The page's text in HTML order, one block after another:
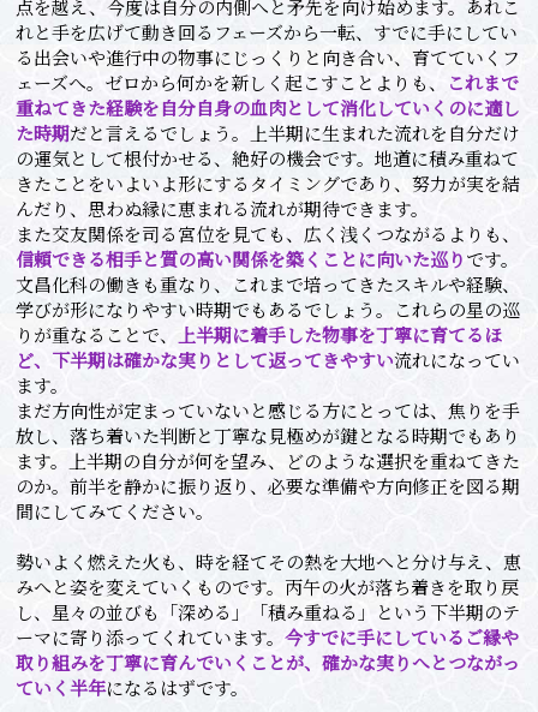
点を越え、今度は自分の内側へと矛先を向け始めます。あれこ
れと手を広げて動き回るフェーズから一転、すでに手にしてい
る出会いや進行中の物事にじっくりと向き合い、育てていくフ
ェーズへ。ゼロから何かを新しく起こすことよりも、
これまで
重ねてきた経験を自分自身の血肉として消化していくのに適し
た時期だと言えるでしょう。上半期に生まれた流れを自分だけ
の運気として根付かせる、絶好の機会です。地道に積み重ねて
きたことをいよいよ形にするタイミングであり、努力が実を結
んだり、思わぬ縁に恵まれる流れが期待できます。
また交友関係を司る宮位を見ても、広く浅くつながるよりも、
信頼できる相手と質の高い関係を築くことに向いた巡りです。
文昌化科の働きも重なり、これまで培ってきたスキルや経験、
学びが形になりやすい時期でもあるでしょう。これらの星の巡
りが重なることで、
上半期に着手した物事を丁寧に育てるほ
ど、下半期は確かな実りとして返ってきやすい流れになってい
ます。
まだ方向性が定まっていないと感じる方にとっては、焦りを手
放し、落ち着いた判断と丁寧な見極めが鍵となる時期でもあり
ます。上半期の自分が何を望み、どのような選択を重ねてきた
のか。前半を静かに振り返り、必要な準備や方向修正を図る期
間にしてみてください。
勢いよく燃えた火も、時を経てその熱を大地へと分け与え、恵
みへと姿を変えていくものです。丙午の火が落ち着きを取り戻
し、星々の並びも「深める」「積み重ねる」という下半期のテ
ーマに寄り添ってくれています。今すでに手にしているご縁や
取り組みを丁寧に育んでいくことが、確かな実りへとつながっ
ていく半年になるはずです。